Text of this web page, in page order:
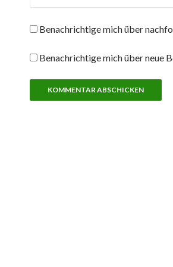
Benachrichtige mich über
Benachrichtige mich über neue